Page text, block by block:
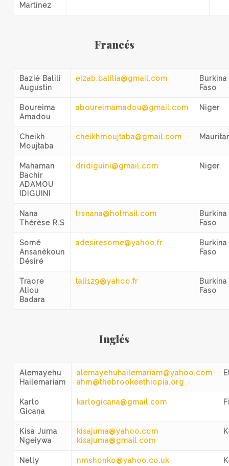
Martínez
Francés
Bazié Balili
Augustin
eizab.balilia@gmail.com
Burkina
Faso
Boureima
Amadou
aboureimamadou@gmail.com Niger
Cheikh
Moujtaba
cheikhmoujtaba@gmail.com
Mahaman
Bachir
ADAMOU
IDIGUINI
dridiguini@gmail.com Niger
Nana
Thérèse R.S
trsnana@hotmail.com
Burkina
Faso
Somé
Ansanèkoun
Désiré
adesiresome@yahoo.fr
Burkina
Faso
Traore
Aliou
Badara
tali129@yahoo.fr
Burkina
Faso
Inglés
Alemayehu
Hailemariam
alemayehuhailemariam@yahoo.com
ahm@thebrookeethiopia.org
Karlo
Gicana
karlogicana@gmail.com
Kisa Juma
Ngeiywa
kisajuma@yahoo.com
kisajuma@gmail.com
Nelly
nmshonko@yahoo.co.uk